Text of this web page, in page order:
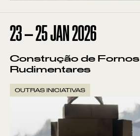
23—25JAN2026
Construção de Fornos
Rudimentares
OUTRAS INICIATIVAS